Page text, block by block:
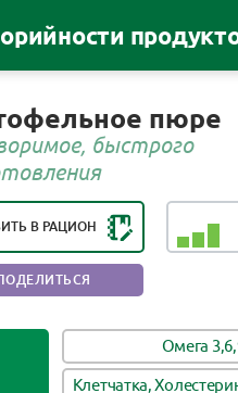
пюре
быстрого
В РАЦИОН
ПОЛЕЗНОСТИ ПРОДУКТА:
В НЕБОЛЬШИХ
КОЛИЧЕСТВАХ
Омега
Клетчатка,